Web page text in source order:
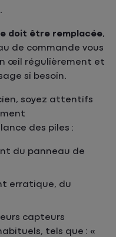
doit être remplacée,
de commande vous
œil régulièrement et
si besoin.
soyez attentifs
des piles :
du panneau de
erratique, du
capteurs
tels que : «